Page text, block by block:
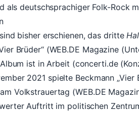
als deutschsprachiger Folk-Rock
bisher erschienen, das dritte
Brüder“ (WEB.DE Magazine
ist in Arbeit (concerti.de
2021 spielte Beckmann „Vier
Volkstrauertag (WEB.DE
Auftritt im politischen